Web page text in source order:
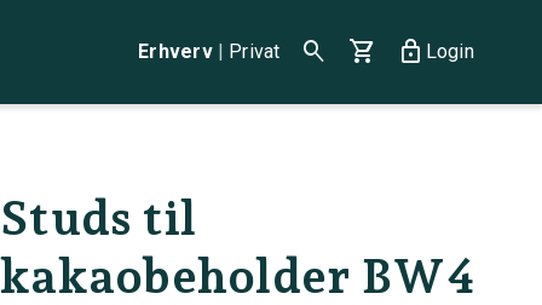
Erhverv | Privat search shopping_cart lock Login
Studs til
kakaobeholder BW4